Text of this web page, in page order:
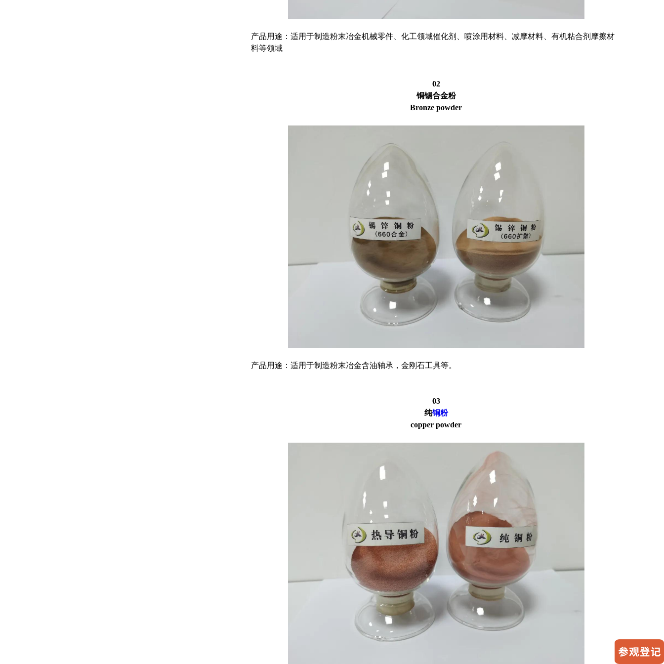
产品用途：适用于制造粉末冶金机械零件、化工领域催化剂、喷涂用材料、减摩材料、有机粘合剂摩擦材
料等领域
02
铜锡合金粉
Bronze powder
产品用途：适用于制造粉末冶金含油轴承，金刚石工具等。
03
纯铜粉
copper powder